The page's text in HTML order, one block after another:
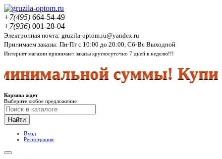
+7(495) 664-54-49
+7(936) 001-28-04
Электронная почта: gruzila-optom.ru@yandex.ru
Принимаем заказы: Пн-Пт с 10:00 до 20:00, Сб-Вс Выходной
Интернет магазин принимает заказы круглосуточно 7 дней в неделю!!!
суммы!
Корзина ждет
Выберите любое предложение
Найти
Вход
Регистрация